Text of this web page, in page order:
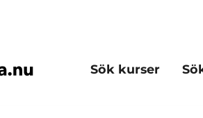
Sök kurser